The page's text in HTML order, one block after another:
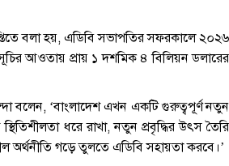
বলা হয়, এডিবি সভাপতির সফরকালে ২০২৬
আওতায় প্রায় ১ দশমিক ৪ বিলিয়ন ডলারের
বলেন, ‘বাংলাদেশ এখন একটি গুরুত্বপূর্ণ নতুন
ধরে রাখা, নতুন প্রবৃদ্ধির উৎস তৈরি
গড়ে তুলতে এডিবি সহায়তা করবে।’